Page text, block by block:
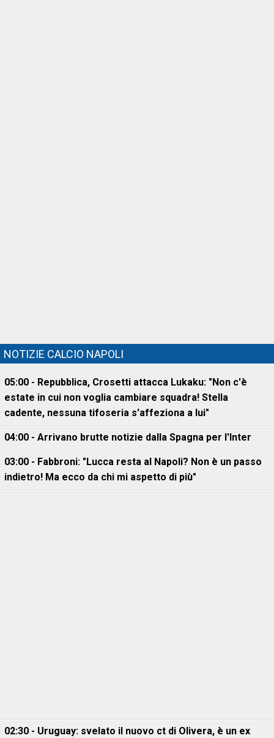
NOTIZIE CALCIO NAPOLI
05:00 - Repubblica, Crosetti attacca Lukaku: "Non c'è
estate in cui non voglia cambiare squadra! Stella
cadente, nessuna tifoseria s'affeziona a lui"
04:00 - Arrivano brutte notizie dalla Spagna per l'Inter
03:00 - Fabbroni: "Lucca resta al Napoli? Non è un passo
indietro! Ma ecco da chi mi aspetto di più"
02:30 - Uruguay: svelato il nuovo ct di Olivera, è un ex